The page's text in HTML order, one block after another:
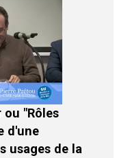
ou "Rôles
d'une
usages de la